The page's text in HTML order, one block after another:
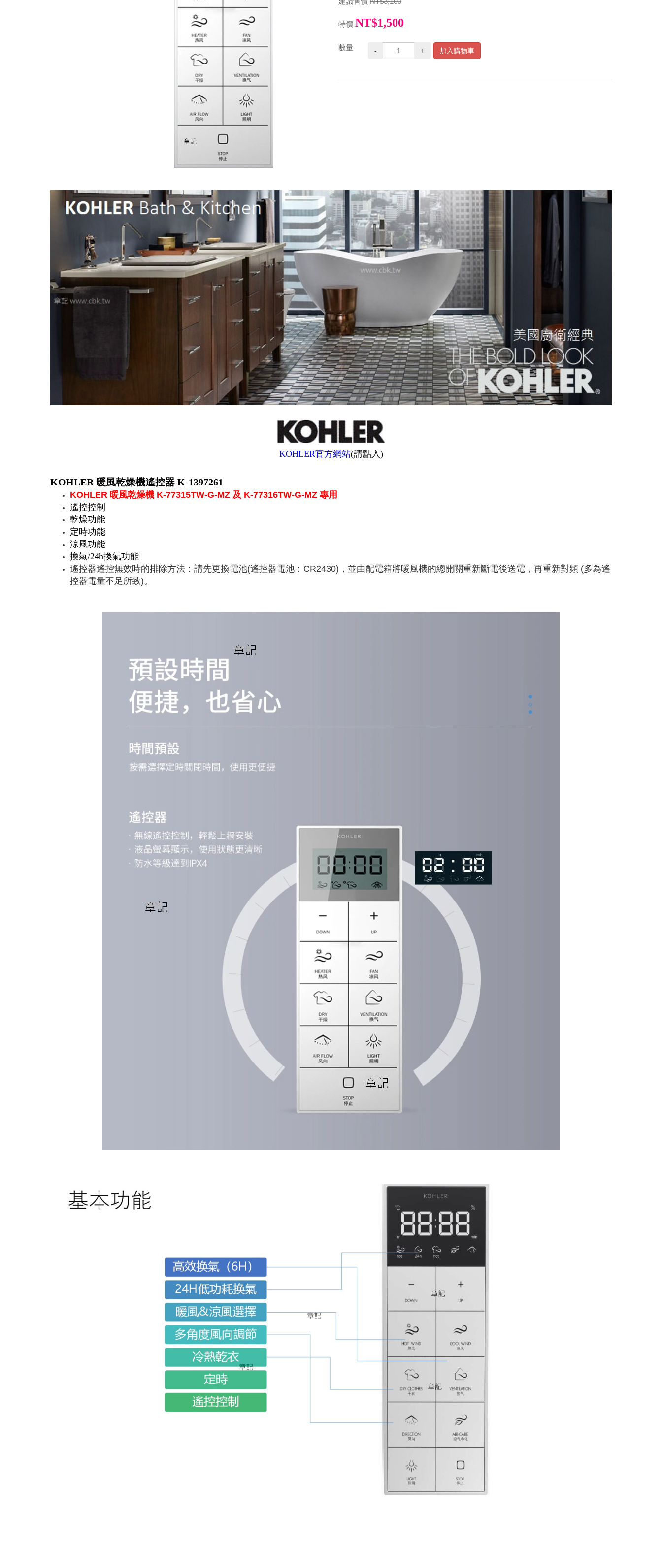
特價 NT$1,500
數量 - + 加入購物車
KOHLER官方網站(請點入)
KOHLER 暖風乾燥機遙控器 K-1397261
KOHLER 暖風乾燥機 K-77315TW-G-MZ 及 K-77316TW-G-MZ 專用
遙控控制
乾燥功能
定時功能
涼風功能
換氣/24h換氣功能
遙控器遙控無效時的排除方法：請先更換電池(遙控器電池：CR2430)，並由配電箱將暖風機的總開關重新斷電後送電，再重新對頻 (多為遙
控器電量不足所致)。